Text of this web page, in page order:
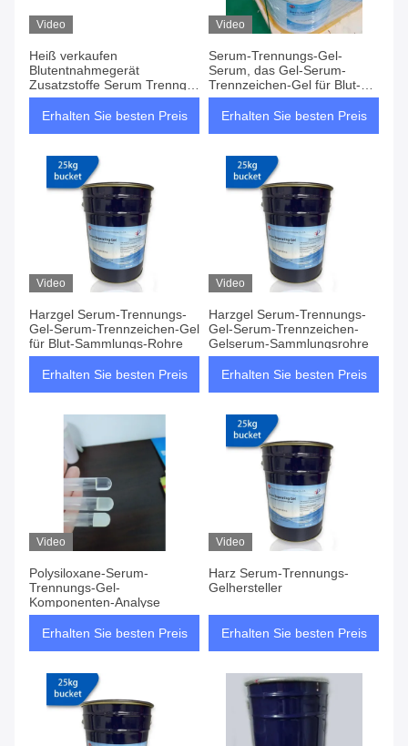
Video
Heiß verkaufen
Blutentnahmegerät
Zusatzstoffe Serum Trenngel
chinesischer Hersteller
Erhalten Sie besten Preis
Video
Serum-Trennungs-Gel-
Serum, das Gel-Serum-
Trennzeichen-Gel für Blut-
Sammlungs-Rohre trennt
Erhalten Sie besten Preis
Video
Harzgel Serum-Trennungs-
Gel-Serum-Trennzeichen-Gel
für Blut-Sammlungs-Rohre
Erhalten Sie besten Preis
Video
Harzgel Serum-Trennungs-
Gel-Serum-Trennzeichen-
Gelserum-Sammlungsrohre
Erhalten Sie besten Preis
Video
Polysiloxane-Serum-
Trennungs-Gel-
Komponenten-Analyse
Erhalten Sie besten Preis
Video
Harz Serum-Trennungs-
Gelhersteller
Erhalten Sie besten Preis